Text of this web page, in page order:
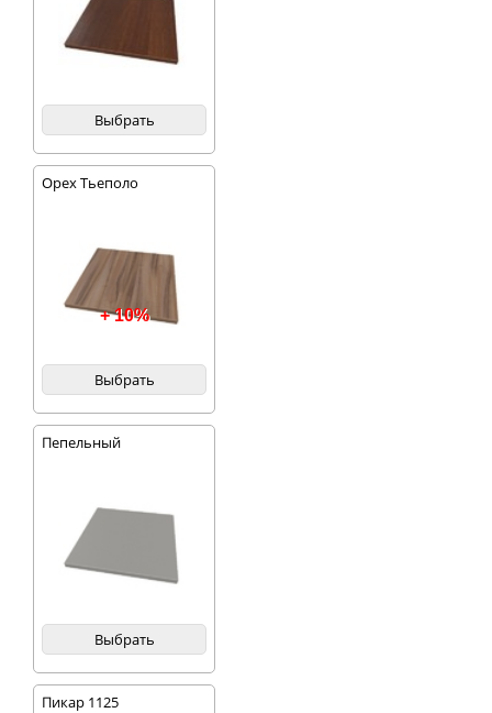
Выбрать
Орех Тьеполо
+ 10%
Выбрать
Пепельный
Выбрать
Пикар 1125